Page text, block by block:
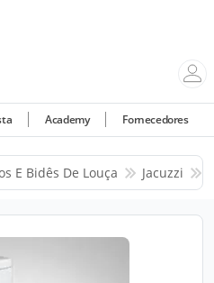
Academy Fornecedores
E Bidês De Louça Jacuzzi